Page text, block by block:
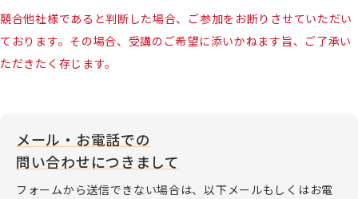
競合他社様であると判断した場合、ご参加をお断りさせていただい
ております。その場合、受講のご希望に添いかねます旨、ご了承い
ただきたく存じます。
メール・お電話での
問い合わせにつきまして
フォームから送信できない場合は、以下メールもしくはお電